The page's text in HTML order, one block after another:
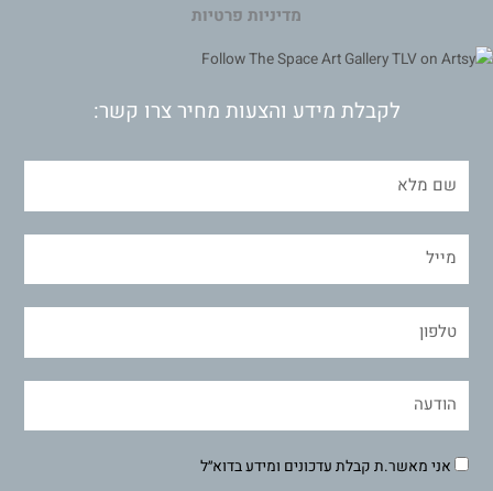
מדיניות פרטיות
לקבלת מידע והצעות מחיר צרו קשר:
אני מאשר.ת קבלת עדכונים ומידע בדוא״ל